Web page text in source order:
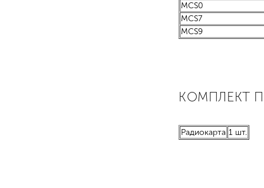
MCS0
MCS7
MCS9
КОМПЛЕКТ
Радиокарта 1 шт.